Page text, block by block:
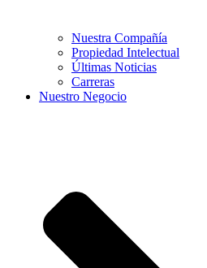
Nuestra Compañía
Propiedad Intelectual
Últimas Noticias
Carreras
Nuestro Negocio